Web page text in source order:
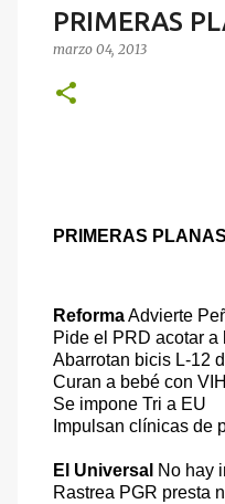
PRIMERAS
marzo 04, 2013
PRIMERAS
ReformaAdvierte
Pide el PRD acotar
Abarrotan bicis L-12
Curan a bebé con VIH
Se impone Tri a EU
Impulsan clínicas de
El Universal No hay
Rastrea PGR presta